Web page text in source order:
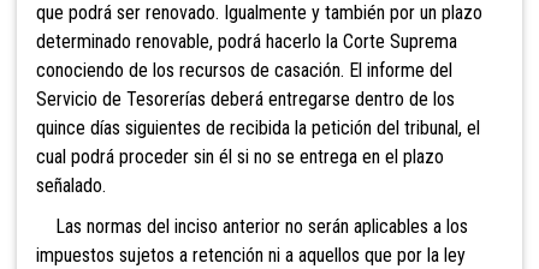
que podrá ser renovado. Igualmente y también por un plazo
determinado renovable, podrá hacerlo la Corte Suprema
conociendo de los recursos de casación. El informe del
Servicio de Tesorerías deberá entregarse dentro de los
quince días siguientes de recibida la petición del tribunal, el
cual podrá proceder sin él si no se entrega en el plazo
señalado.
Las normas del inciso anterior no serán aplicables a los
impuestos sujetos a retención ni a aquellos que por la ley